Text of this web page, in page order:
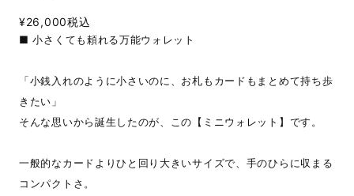
¥26,000税込
■ 小さくても頼れる万能ウォレット
「小銭入れのように小さいのに、お札もカードもまとめて持ち歩
きたい」
そんな思いから誕生したのが、この【ミニウォレット】です。
一般的なカードよりひと回り大きいサイズで、手のひらに収まる
コンパクトさ。